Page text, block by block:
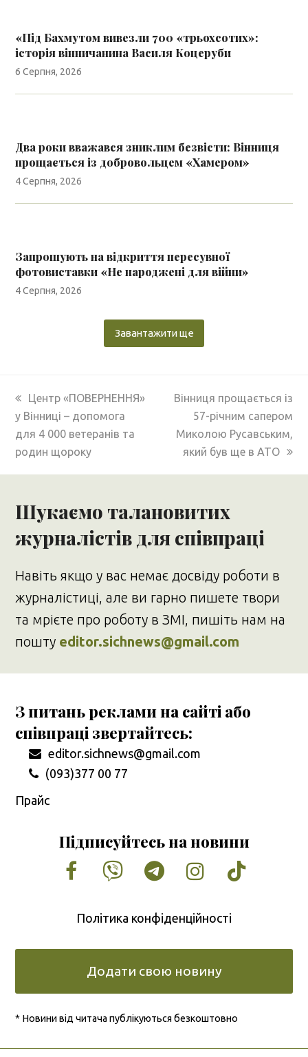
«Під Бахмутом вивезли 700 «трьохсотих»:
історія вінничанина Василя Коцеруби
6 Серпня, 2026
Два роки вважався зниклим безвісти: Вінниця
прощається із добровольцем «Хамером»
4 Серпня, 2026
Запрошують на відкриття пересувної
фотовиставки «Не народжені для війни»
4 Серпня, 2026
Завантажити ще
previous
post:
Центр «ПОВЕРНЕННЯ»
у Вінниці – допомога
для 4 000 ветеранів та
родин щороку
next
post:
Вінниця прощається із
57-річним сапером
Миколою Русавським,
який був ще в АТО
Шукаємо талановитих
журналістів для співпраці
Навіть якщо у вас немає досвіду роботи в
журналістиці, але ви гарно пишете твори
та мрієте про роботу в ЗМІ, пишіть нам на
пошту editor.sichnews@gmail.com
З питань реклами на сайті або
співпраці звертайтесь:
editor.sichnews@gmail.com
(093)377 00 77
Прайс
Підписуйтесь на новини
Facebook
VimeoTumblrInstagram
Tiktok
Політика конфіденційності
Додати свою новину
* Новини від читача публікуються безкоштовно